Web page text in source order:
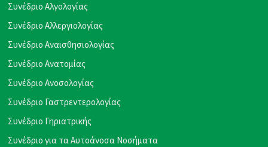
Συνέδριο Αλγολογίας
Συνέδριο Αλλεργιολογίας
Συνέδριο Αναισθησιολογίας
Συνέδριο Ανατομίας
Συνέδριο Ανοσολογίας
Συνέδριο Γαστρεντερολογίας
Συνέδριο Γηριατρικής
Συνέδριο για τα Αυτοάνοσα Νοσήματα